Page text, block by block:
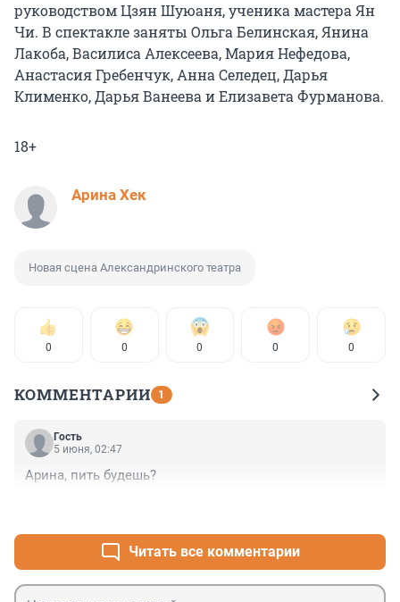
руководством Цзян Шуюаня, ученика мастера Ян
Чи. В спектакле заняты Ольга Белинская, Янина
Лакоба, Василиса Алексеева, Мария Нефедова,
Анастасия Гребенчук, Анна Селедец, Дарья
Клименко, Дарья Ванеева и Елизавета Фурманова.
18+
Арина Хек
Новая сцена Александринского театра
0 0 0 0 0
КОММЕНТАРИИ 1
Гость
5 июня, 02:47
Арина, пить будешь?
Читать все комментарии